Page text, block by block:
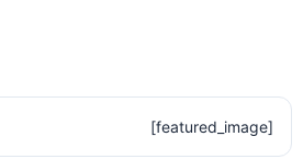
[featured_image]